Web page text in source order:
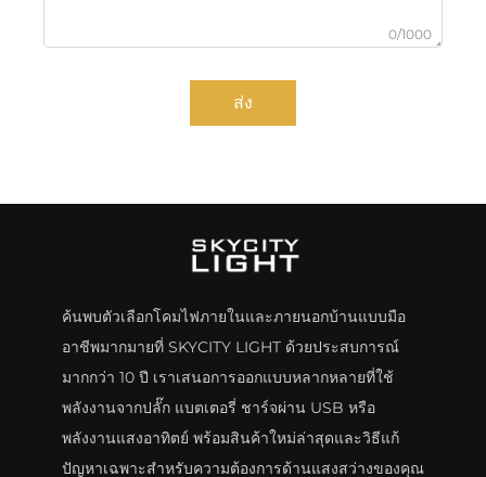
0/1000
ส่ง
ค้นพบตัวเลือกโคมไฟภายในและภายนอกบ้านแบบมือ
อาชีพมากมายที่ SKYCITY LIGHT ด้วยประสบการณ์
มากกว่า 10 ปี เราเสนอการออกแบบหลากหลายที่ใช้
พลังงานจากปลั๊ก แบตเตอรี่ ชาร์จผ่าน USB หรือ
พลังงานแสงอาทิตย์ พร้อมสินค้าใหม่ล่าสุดและวิธีแก้
ปัญหาเฉพาะสำหรับความต้องการด้านแสงสว่างของคุณ